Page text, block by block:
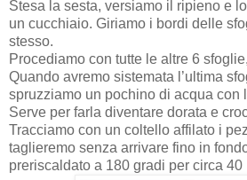
Stesa la sesta, versiamo il ripieno e
un cucchiaio. Giriamo i bordi delle
stesso.
Procediamo con tutte le altre 6
Quando avremo sistemata l’ultima
spruzziamo un pochino di acqua con
Serve per farla diventare dorata e
Tracciamo con un coltello affilato i
taglieremo senza arrivare fino in
preriscaldato a 180 gradi per circa 40